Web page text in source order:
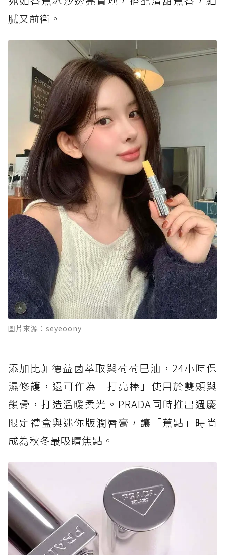
膩又前衛。
圖片來源：seyeoony
添加比菲德益菌萃取與荷荷巴油，24小時保
濕修護，還可作為「打亮棒」使用於雙頰與
鎖骨，打造溫暖柔光。PRADA同時推出週慶
限定禮盒與迷你版潤唇膏，讓「蕉點」時尚
成為秋冬最吸睛焦點。